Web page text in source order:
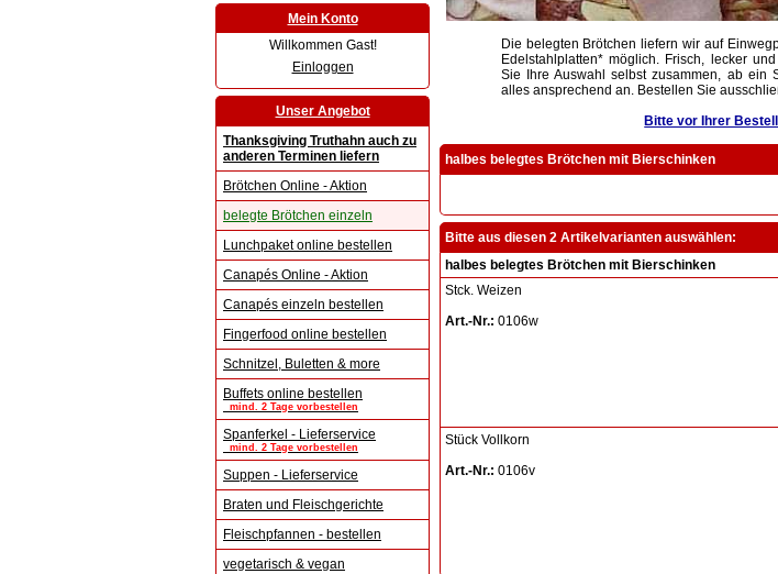
Mein Konto
Willkommen Gast!
Einloggen
Unser Angebot
Thanksgiving Truthahn auch zu
anderen Terminen liefern
Brötchen Online - Aktion
belegte Brötchen einzeln
Lunchpaket online bestellen
Canapés Online - Aktion
Canapés einzeln bestellen
Fingerfood online bestellen
Schnitzel, Buletten & more
Buffets online bestellen
mind. 2 Tage vorbestellen
Spanferkel - Lieferservice
mind. 2 Tage vorbestellen
Suppen - Lieferservice
Braten und Fleischgerichte
Fleischpfannen - bestellen
vegetarisch & vegan
Die belegten Brötchen liefern wir auf
Edelstahlplatten* möglich. Frisch, lecker
Sie Ihre Auswahl selbst zusammen, ab ein
alles ansprechend an. Bestellen Sie
Bitte vor Ihrer
halbes belegtes Brötchen mit Bierschinken
Bitte aus diesen 2 Artikelvarianten auswählen:
halbes belegtes Brötchen mit Bierschinken
Stck. Weizen
Art.-Nr.: 0106w
Stück Vollkorn
Art.-Nr.: 0106v